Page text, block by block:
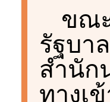
ขณ
รัฐบา
สำนัก
ทางเ